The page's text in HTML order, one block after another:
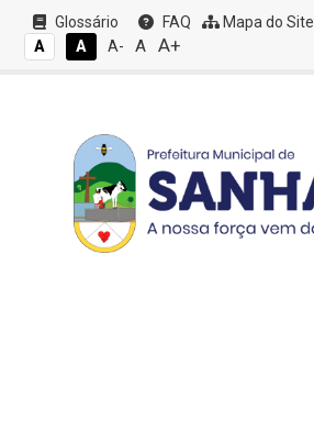
Glossário FAQ Mapa do Site
A
A A- A A+